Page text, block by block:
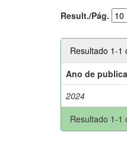
Result./Pág.
Resultado 1-1
Ano de
2024
Resultado 1-1